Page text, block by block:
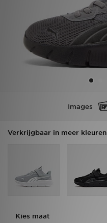
Images
Verkrijgbaar in meer kleuren
Kies maat
Sport
OFFERS
Klantenservice